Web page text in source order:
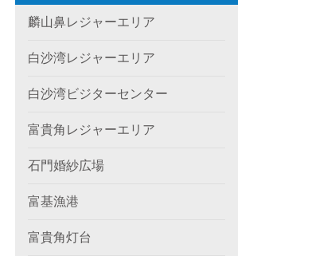
麟山鼻レジャーエリア
白沙湾レジャーエリア
白沙湾ビジターセンター
富貴角レジャーエリア
石門婚紗広場
富基漁港
富貴角灯台